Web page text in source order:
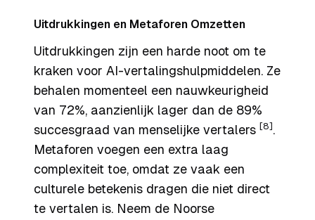
Uitdrukkingen en Metaforen Omzetten
Uitdrukkingen zijn een harde noot om te
kraken voor AI-vertalingshulpmiddelen. Ze
behalen momenteel een nauwkeurigheid
van 72%, aanzienlijk lager dan de 89%
succesgraad van menselijke vertalers [8] .
Metaforen voegen een extra laag
complexiteit toe, omdat ze vaak een
culturele betekenis dragen die niet direct
te vertalen is. Neem de Noorse